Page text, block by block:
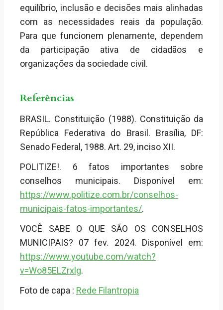
equilíbrio, inclusão e decisões mais alinhadas
com as necessidades reais da população.
Para que funcionem plenamente, dependem
da participação ativa de cidadãos e
organizações da sociedade civil.
Referências
BRASIL. Constituição (1988). Constituição da
República Federativa do Brasil. Brasília, DF:
Senado Federal, 1988. Art. 29, inciso XII.
POLITIZE!. 6 fatos importantes sobre
conselhos municipais. Disponível em:
https://www.politize.com.br/conselhos-
municipais-fatos-importantes/.
VOCÊ SABE O QUE SÃO OS CONSELHOS
MUNICIPAIS? 07 fev. 2024. Disponível em:
https://www.youtube.com/watch?
v=Wo85ELZrxlg.
Foto de capa : Rede Filantropia